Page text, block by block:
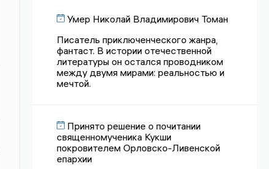
Умер Николай Владимирович Томан
Писатель приключенческого жанра,
фантаст. В истории отечественной
литературы он остался проводником
между двумя мирами: реальностью и
мечтой.
Принято решение о почитании
священномученика Кукши
покровителем Орловско-Ливенской
епархии